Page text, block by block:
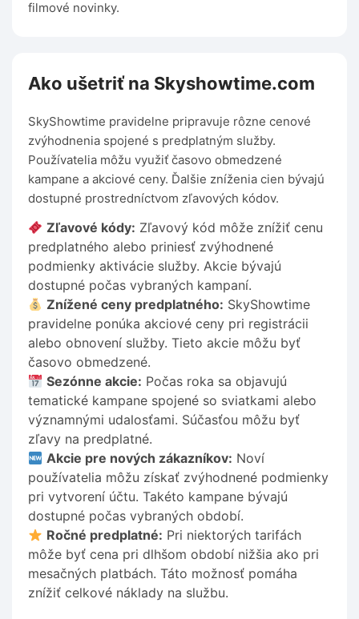
filmové novinky.
Ako ušetriť na Skyshowtime.com
SkyShowtime pravidelne pripravuje rôzne cenové
zvýhodnenia spojené s predplatným služby.
Používatelia môžu využiť časovo obmedzené
kampane a akciové ceny. Ďalšie zníženia cien bývajú
dostupné prostredníctvom zľavových kódov.
Zľavové kódy: Zľavový kód môže znížiť cenu
predplatného alebo priniesť zvýhodnené
podmienky aktivácie služby. Akcie bývajú
dostupné počas vybraných kampaní.
Znížené ceny predplatného: SkyShowtime
pravidelne ponúka akciové ceny pri registrácii
alebo obnovení služby. Tieto akcie môžu byť
časovo obmedzené.
Sezónne akcie: Počas roka sa objavujú
tematické kampane spojené so sviatkami alebo
významnými udalosťami. Súčasťou môžu byť
zľavy na predplatné.
Akcie pre nových zákazníkov: Noví
používatelia môžu získať zvýhodnené podmienky
pri vytvorení účtu. Takéto kampane bývajú
dostupné počas vybraných období.
Ročné predplatné: Pri niektorých tarifách
môže byť cena pri dlhšom období nižšia ako pri
mesačných platbách. Táto možnosť pomáha
znížiť celkové náklady na službu.